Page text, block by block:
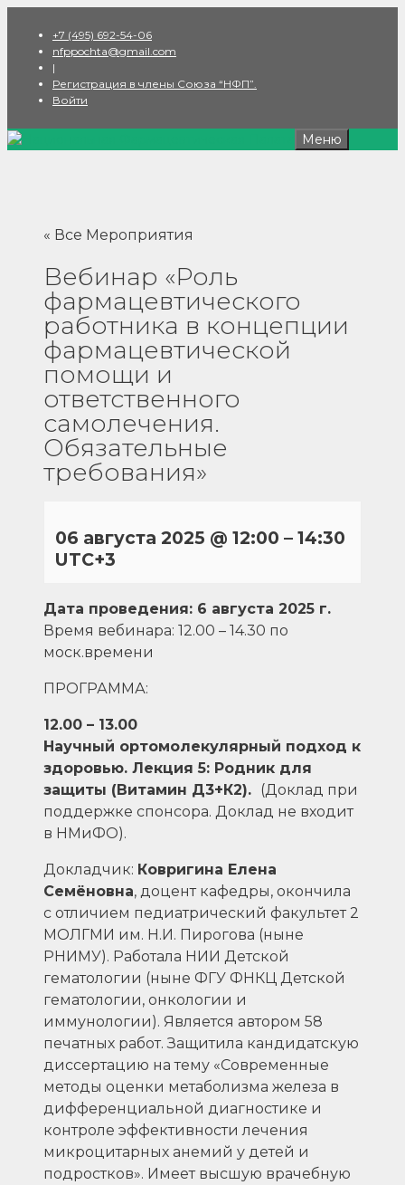
содержимому
+7 (495) 692-54-06
nfppochta@gmail.com
|
Регистрация в члены Союза “НФП”.
Войти
Меню
« Все Мероприятия
Вебинар «Роль
фармацевтического
работника в концепции
фармацевтической
помощи и
ответственного
самолечения.
Обязательные
требования»
06 августа 2025 @ 12:00 – 14:30
UTC+3
Дата проведения: 6 августа 2025 г.
Время вебинара: 12.00 – 14.30 по
моск.времени
ПРОГРАММА:
12.00 – 13.00
Научный ортомолекулярный подход к
здоровью. Лекция 5: Родник для
защиты (Витамин Д3+К2). (Доклад при
поддержке спонсора. Доклад не входит
в НМиФО).
Докладчик: Ковригина Елена
Семёновна, доцент кафедры, окончила
с отличием педиатрический факультет 2
МОЛГМИ им. Н.И. Пирогова (ныне
РНИМУ). Работала НИИ Детской
гематологии (ныне ФГУ ФНКЦ Детской
гематологии, онкологии и
иммунологии). Является автором 58
печатных работ. Защитила кандидатскую
диссертацию на тему «Современные
методы оценки метаболизма железа в
дифференциальной диагностике и
контроле эффективности лечения
микроцитарных анемий у детей и
подростков». Имеет высшую врачебную